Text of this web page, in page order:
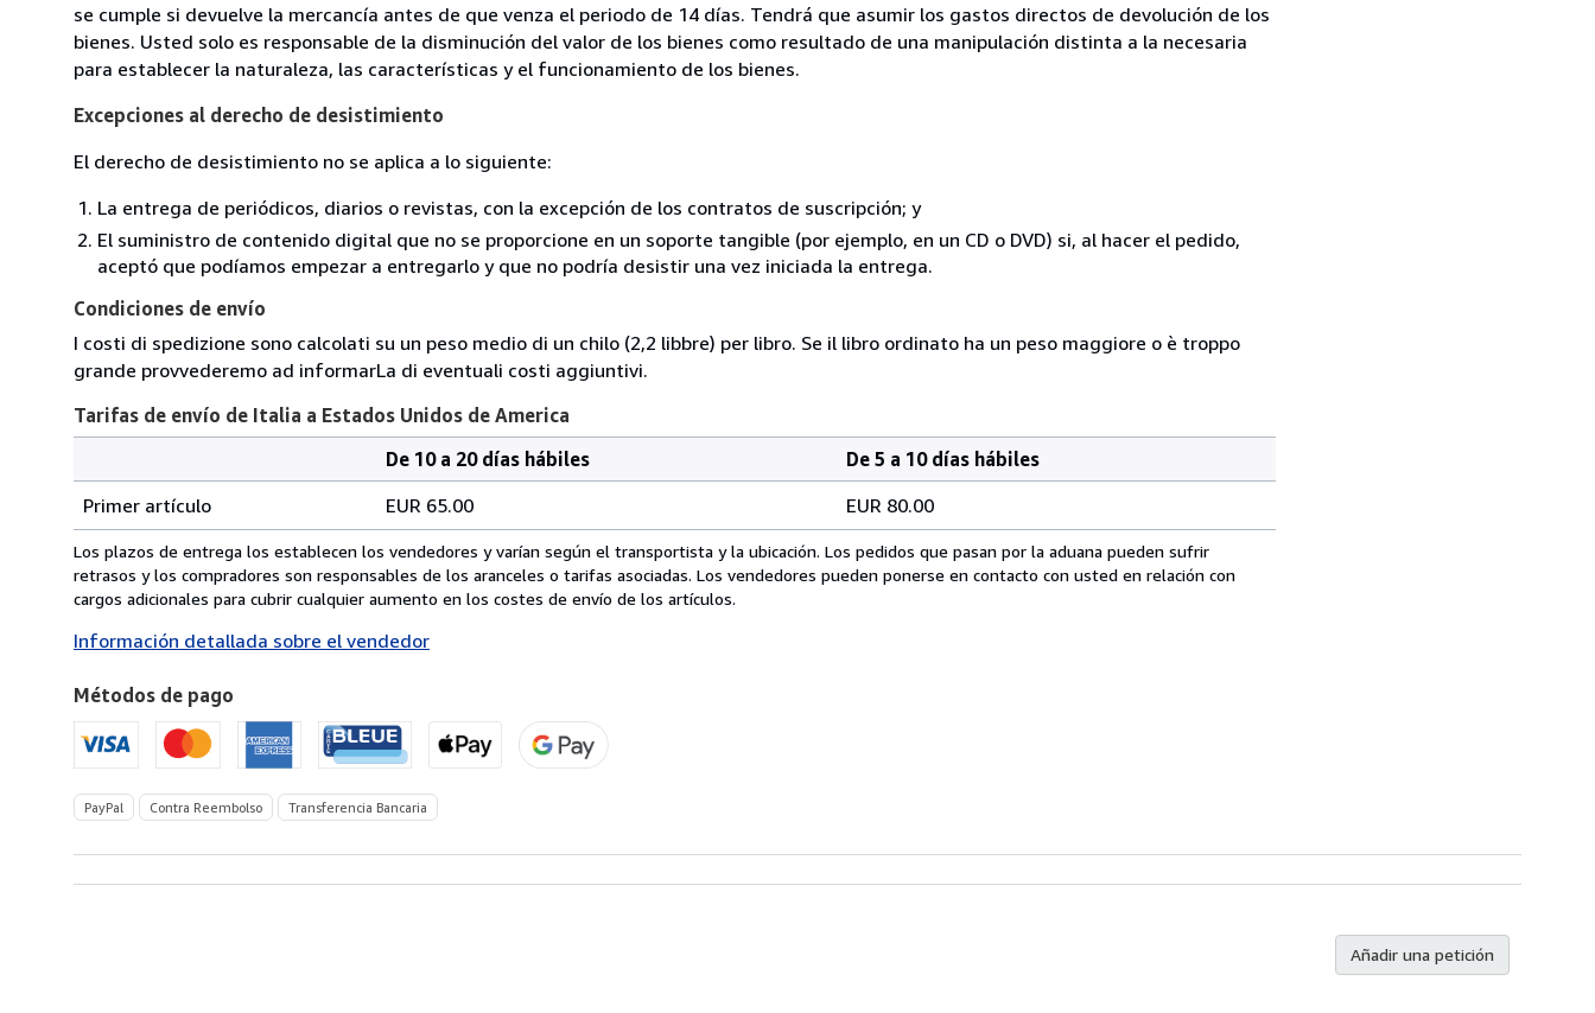
se cumple si devuelve la mercancía antes de que venza el periodo de 14 días. Tendrá que asumir los gastos directos de devolución de los
bienes. Usted solo es responsable de la disminución del valor de los bienes como resultado de una manipulación distinta a la necesaria
para establecer la naturaleza, las características y el funcionamiento de los bienes.
Excepciones al derecho de desistimiento
El derecho de desistimiento no se aplica a lo siguiente:
La entrega de periódicos, diarios o revistas, con la excepción de los contratos de suscripción; y
El suministro de contenido digital que no se proporcione en un soporte tangible (por ejemplo, en un CD o DVD) si, al hacer el pedido,
aceptó que podíamos empezar a entregarlo y que no podría desistir una vez iniciada la entrega.
Condiciones de envío
I costi di spedizione sono calcolati su un peso medio di un chilo (2,2 libbre) per libro. Se il libro ordinato ha un peso maggiore o è troppo
grande provvederemo ad informarLa di eventuali costi aggiuntivi.
Tarifas de envío de Italia a Estados Unidos de America
de
envío
de
Italia
Estados
de
America
pedido
De 10 a 20 días hábiles
De 5 a 10 días hábiles
Primer artículo
EUR 65.00 EUR 80.00
Los plazos de entrega los establecen los vendedores y varían según el transportista y la ubicación. Los pedidos que pasan por la aduana pueden sufrir
retrasos y los compradores son responsables de los aranceles o tarifas asociadas. Los vendedores pueden ponerse en contacto con usted en relación con
cargos adicionales para cubrir cualquier aumento en los costes de envío de los artículos.
Información detallada sobre el vendedor
Métodos de pago
PayPal Contra Reembolso Transferencia Bancaria
Añadir una petición